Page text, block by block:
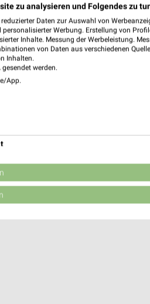
zu analysieren und Folgendes zu
Daten zur Auswahl von
Werbung. Erstellung von
Inhalte. Messung der Werbeleistung.
von Daten aus verschiedenen
Inhalten.
werden.
App.